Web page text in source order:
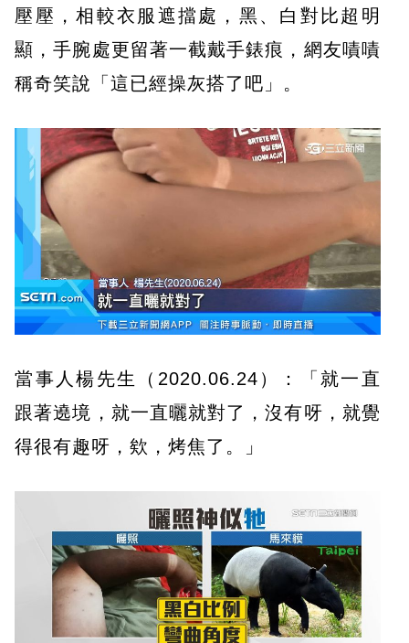
壓壓，相較衣服遮擋處，黑、白對比超明
顯，手腕處更留著一截戴手錶痕，網友嘖嘖
稱奇笑說「這已經操灰搭了吧」。
當事人楊先生（2020.06.24）：「就一直
跟著遶境，就一直曬就對了，沒有呀，就覺
得很有趣呀，欸，烤焦了。」